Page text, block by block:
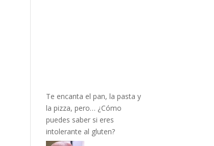
Te encanta el pan, la pasta y
la pizza, pero… ¿Cómo
puedes saber si eres
intolerante al gluten?